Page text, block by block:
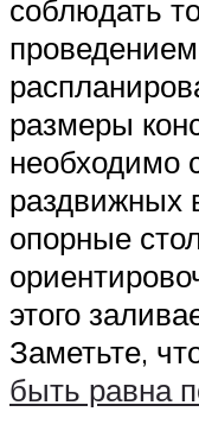
соблюдать
размеры
необходимо
раздвижных
опорные
этого
Заметьте,
быть равна